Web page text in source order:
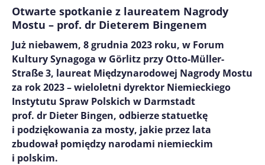
Otwarte spotkanie z laureatem Nagrody
Mostu – prof. dr Dieterem Bingenem
Już niebawem, 8 grudnia 2023 roku, w Forum
Kultury Synagoga w Görlitz przy Otto-Müller-
Straße 3, laureat Międzynarodowej Nagrody Mostu
za rok 2023 – wieloletni dyrektor Niemieckiego
Instytutu Spraw Polskich w Darmstadt
prof. dr Dieter Bingen, odbierze statuetkę
i podziękowania za mosty, jakie przez lata
zbudował pomiędzy narodami niemieckim
i polskim.